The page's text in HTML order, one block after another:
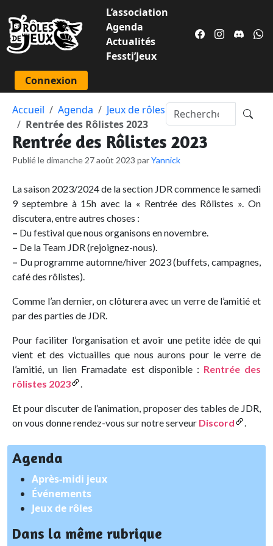
L’association
Agenda
Actualités
Fessti’Jeux
Connexion
Accueil Agenda
Jeux de rôles
Rentrée des Rôlistes 2023
Rentrée des Rôlistes 2023
Publié le dimanche 27 août 2023 parYannick
La saison 2023/2024 de la section JDR commence le samedi
9 septembre à 15h avec la « Rentrée des Rôlistes ». On
discutera, entre autres choses :
– Du festival que nous organisons en novembre.
– De la Team JDR (rejoignez-nous).
– Du programme automne/hiver 2023 (buffets, campagnes,
café des rôlistes).
Comme l’an dernier, on clôturera avec un verre de l’amitié et
par des parties de JDR.
Pour faciliter l’organisation et avoir une petite idée de qui
vient et des victuailles que nous aurons pour le verre de
l’amitié, un lien Framadate est disponible : Rentrée des
rôlistes 2023
.
Et pour discuter de l’animation, proposer des tables de JDR,
on vous donne rendez-vous sur notre serveur Discord .
Agenda
Après-midi jeux
Événements
Jeux de rôles
Dans la même rubrique